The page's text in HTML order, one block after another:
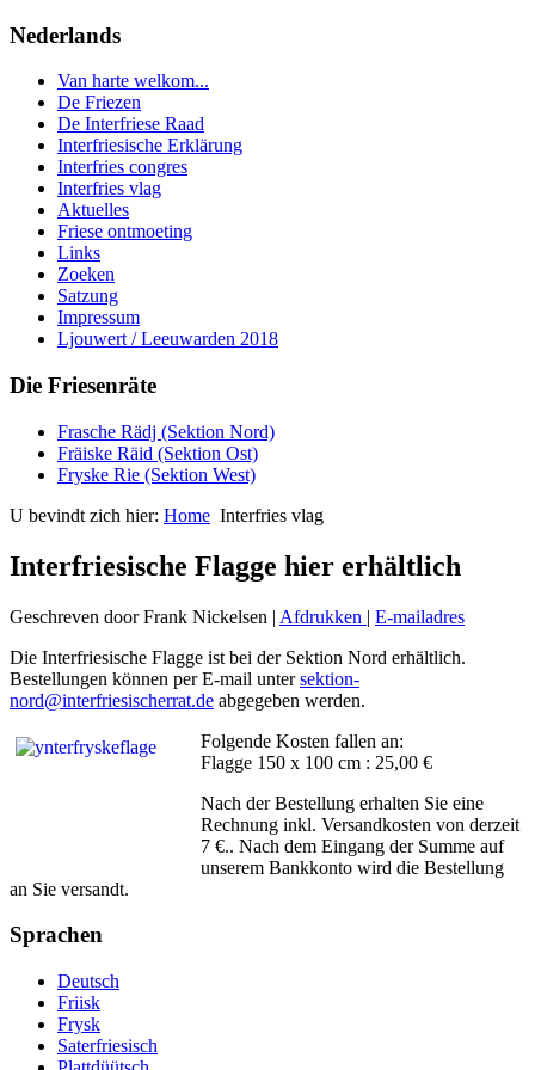
Nederlands
Van harte welkom...
De Friezen
De Interfriese Raad
Interfriesische Erklärung
Interfries congres
Interfries vlag
Aktuelles
Friese ontmoeting
Links
Zoeken
Satzung
Impressum
Ljouwert / Leeuwarden 2018
Die Friesenräte
Frasche Rädj (Sektion Nord)
Fräiske Räid (Sektion Ost)
Fryske Rie (Sektion West)
U bevindt zich hier: Home Interfries vlag
Interfriesische Flagge hier erhältlich
Geschreven door Frank Nickelsen | Afdrukken | E-mailadres
Die Interfriesische Flagge ist bei der Sektion Nord erhältlich.
Bestellungen können per E-mail untersektion-
nord@interfriesischerrat.de abgegeben werden.
Folgende Kosten fallen an:
Flagge 150 x 100 cm : 25,00 €
Nach der Bestellung erhalten Sie eine
Rechnung inkl. Versandkosten von derzeit
7 €.. Nach dem Eingang der Summe auf
unserem Bankkonto wird die Bestellung
an Sie versandt.
Sprachen
Deutsch
Friisk
Frysk
Saterfriesisch